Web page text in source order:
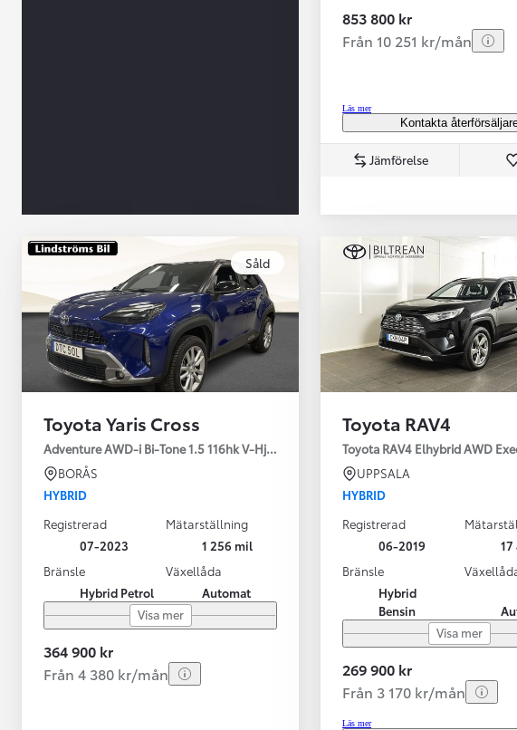
Från 360 900 kr
Från 3 548 kr/mån
Easy Billån
Toyota GR Supra
BENSIN
853 800 kr
Från 10 251 kr/mån
Läs mer
Kontakta
Jämförelse
Såld
Toyota Yaris Cross
Adventure AWD-i Bi-Tone 1.5 116hk V-Hjul Drag JBL
BORÅS
HYBRID
Registrerad
07-2023
Mätarställning
1 256 mil
Bränsle
Hybrid Petrol
Växellåda
Automat
Visa mer
364 900 kr
Från 4 380 kr/mån
Toyota RAV4
Toyota RAV4 Elhybrid AWD
UPPSALA
HYBRID
Registrerad
06-2019
Bränsle
Hybrid
Bensin
Visa mer
269 900 kr
Från 3 170 kr/mån
Läs mer